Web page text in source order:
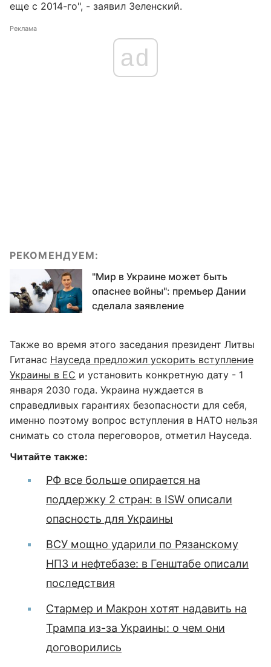
еще с 2014-го", - заявил Зеленский.
Реклама
ad
РЕКОМЕНДУЕМ:
"Мир в Украине может быть
опаснее войны": премьер Дании
сделала заявление
Также во время этого заседания президент Литвы
Гитанас Науседа предложил ускорить вступление
Украины в ЕС и установить конкретную дату - 1
января 2030 года. Украина нуждается в
справедливых гарантиях безопасности для себя,
именно поэтому вопрос вступления в НАТО нельзя
снимать со стола переговоров, отметил Науседа.
Читайте также:
РФ все больше опирается на
поддержку 2 стран: в ISW описали
опасность для Украины
ВСУ мощно ударили по Рязанскому
НПЗ и нефтебазе: в Генштабе описали
последствия
Стармер и Макрон хотят надавить на
Трампа из-за Украины: о чем они
договорились